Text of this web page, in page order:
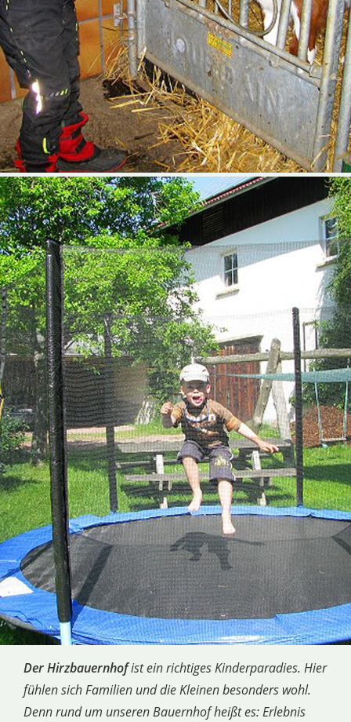
Der Hirzbauernhofist ein richtiges Kinderparadies. Hier
fühlen sich Familien und die Kleinen besonders wohl.
Denn rund um unseren Bauernhof heißt es: Erlebnis